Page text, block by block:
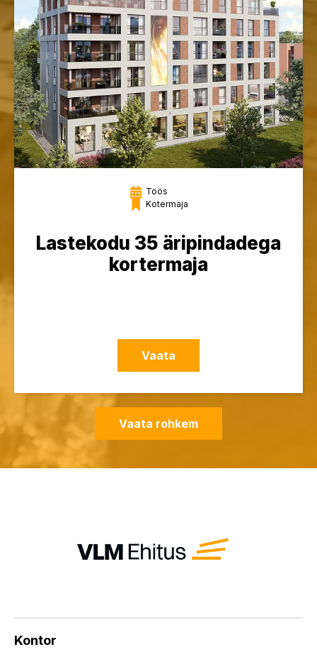
Töös
Kotermaja
Lastekodu 35 äripindadega
kortermaja
Vaata
Vaata rohkem
Kontor